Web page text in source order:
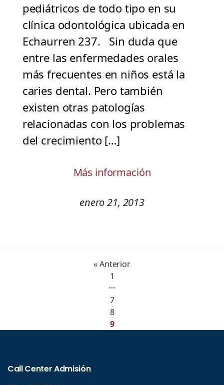
pediátricos de todo tipo en su
clínica odontológica ubicada en
Echaurren 237. Sin duda que
entre las enfermedades orales
más frecuentes en niños está la
caries dental. Pero también
existen otras patologías
relacionadas con los problemas
del crecimiento […]
Más información
enero 21, 2013
« Anterior
1
…
7
8
9